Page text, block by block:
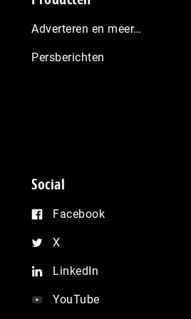
Adverteren en meer…
Persberichten
Social
Facebook
X
LinkedIn
YouTube